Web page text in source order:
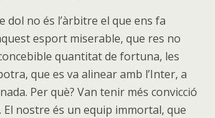
dol no és l’àrbitre el que ens fa
esport miserable, que res no
quantitat de fortuna, les
que es va alinear amb l’Inter, a
Per què? Van tenir més convicció
El nostre és un equip immortal, que